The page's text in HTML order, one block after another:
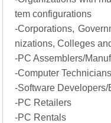
tem configurations
-Corporations,
nizations, Colleges
-PC Assemblers/
-Computer
-Software Developers/
-PC Retailers
-PC Rentals